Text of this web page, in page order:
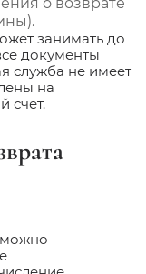
занимать до
документы
служба не имеет
на
счет.